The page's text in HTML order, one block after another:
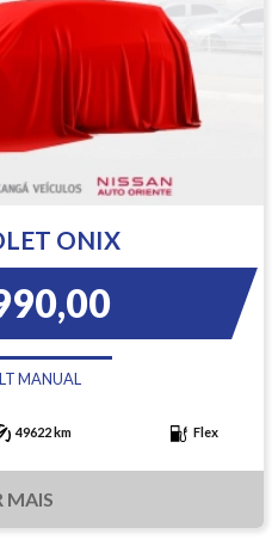
ONIX
MANUAL
49622 km Flex
MAIS